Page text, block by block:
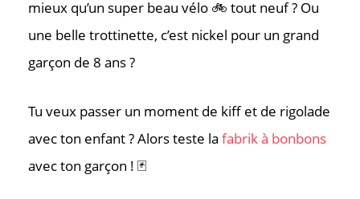
mieux qu’un super beau vélo 🚲 tout neuf ? Ou
une belle trottinette, c’est nickel pour un grand
garçon de 8 ans ?
Tu veux passer un moment de kiff et de rigolade
avec ton enfant ? Alors teste la fabrik à bonbons
avec ton garçon ! 🃏